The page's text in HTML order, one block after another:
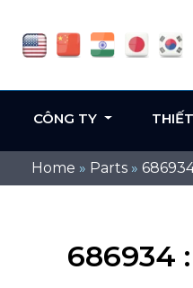
Home » Parts »
686934
CÔNG TY